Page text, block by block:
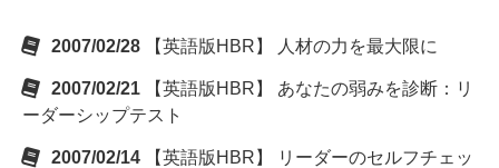
2007/02/28 【英語版HBR】 人材の力を最大限に
2007/02/21
【英語版HBR】 あなたの弱みを診断：リ
ーダーシップテスト
2007/02/14
【英語版HBR】 リーダーのセルフチェッ